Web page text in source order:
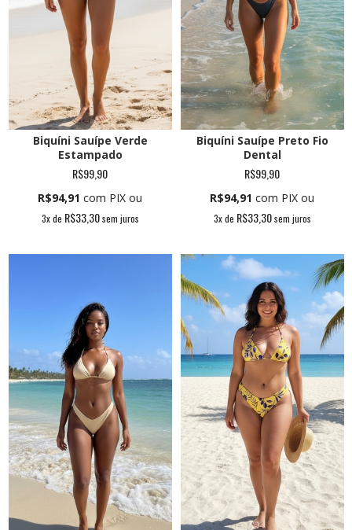
Biquíni Sauípe Verde
Estampado
R$99,90
R$94,91 com PIX ou
3x de R$33,30sem juros
Biquíni Sauípe Preto Fio
Dental
R$99,90
R$94,91 com PIX ou
3x de R$33,30sem juros